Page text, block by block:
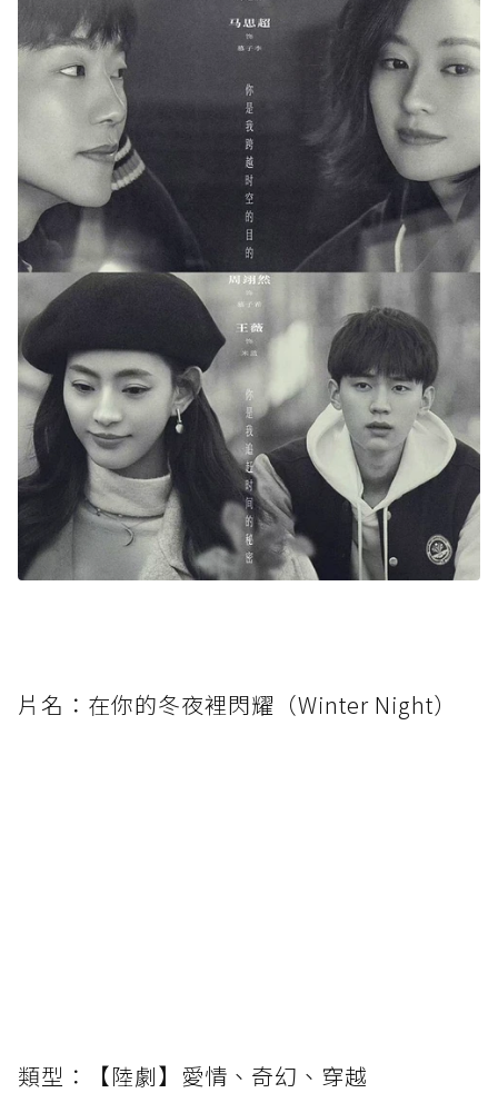
片名：在你的冬夜裡閃耀（Winter Night）
類型：【陸劇】愛情、奇幻、穿越